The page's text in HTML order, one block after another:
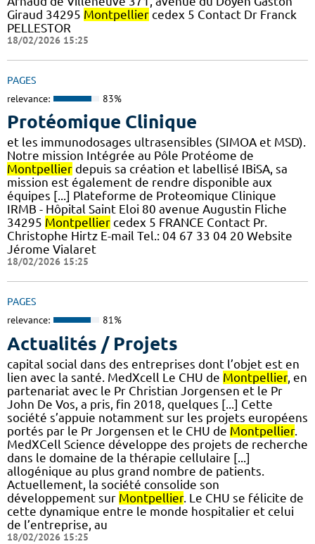
Giraud 34295 Montpellier cedex 5 Contact Dr Franck
PELLESTOR
18/02/2026 15:25
PAGES
relevance: 83%
Protéomique Clinique
et les immunodosages ultrasensibles (SIMOA et MSD).
Notre mission Intégrée au Pôle Protéome de
Montpellier depuis sa création et labellisé IBiSA, sa
mission est également de rendre disponible aux
équipes [...] Plateforme de Proteomique Clinique
IRMB - Hôpital Saint Eloi 80 avenue Augustin Fliche
34295 Montpellier cedex 5 FRANCE Contact Pr.
Christophe Hirtz E-mail Tel.: 04 67 33 04 20 Website
Jérome Vialaret
18/02/2026 15:25
PAGES
relevance: 81%
Actualités / Projets
capital social dans des entreprises dont l’objet est en
lien avec la santé. MedXcell Le CHU de Montpellier, en
partenariat avec le Pr Christian Jorgensen et le Pr
John De Vos, a pris, fin 2018, quelques [...] Cette
société s’appuie notamment sur les projets européens
portés par le Pr Jorgensen et le CHU de Montpellier.
MedXCell Science développe des projets de recherche
dans le domaine de la thérapie cellulaire [...]
allogénique au plus grand nombre de patients.
Actuellement, la société consolide son
développement sur Montpellier. Le CHU se félicite de
cette dynamique entre le monde hospitalier et celui
de l’entreprise, au
18/02/2026 15:25